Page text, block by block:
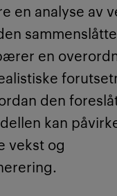
en analyse av
en
den
kan
vekst og